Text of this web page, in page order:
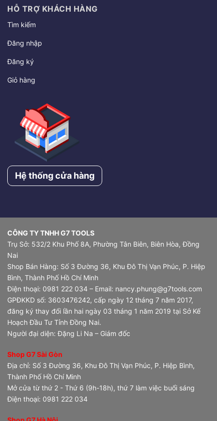
HỖ TRỢ KHÁCH HÀNG
Tìm kiếm
Đăng nhập
Đăng ký
Giỏ hàng
Hệ thống cửa hàng
CÔNG TY TNHH G7 TOOLS
Trụ Sở: 532/2 Khu Phố 8A, Phường Tân Biên, Biên Hòa, Đồng
Nai
Shop Bán Hàng: Số 3 Đường 36, Khu Đô Thị Vạn Phúc, P. Hiệp
Bình, Thành Phố Hồ Chí Minh
Điện thoại: 0981 222 034 – Email: nancy.phung@g7tools.com
GPĐKKD số: 3603476242, cấp ngày 12 tháng 7 năm 2017,
đăng ký thay đổi lần hai ngày 03 tháng 1 năm 2019 tại Sở Kế
Hoạch Đầu Tư Tỉnh Đồng Nai.
Người đại diện: Đặng Li Na – Giám đốc
Shop G7 Sài Gòn
Địa chỉ: Số 3 Đường 36, Khu Đô Thị Vạn Phúc, P. Hiệp Bình,
Thành Phố Hồ Chí Minh
Mở cửa từ thứ 2 - Thứ 6 (9h-18h), thứ 7 làm việc buổi sáng
Điện thoại: 0981 222 034